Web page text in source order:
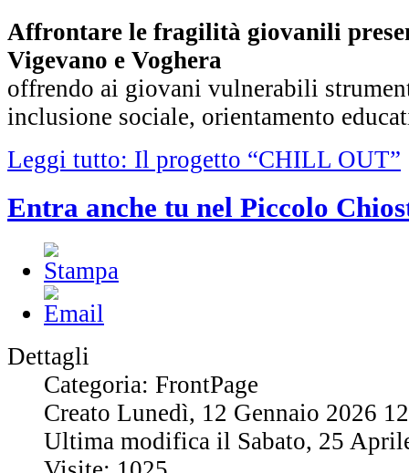
Affrontare le fragilità giovanili
Vigevano e Voghera
offrendo ai giovani vulnerabili
inclusione sociale, orientamento
Leggi tutto: Il progetto “CHILL OUT”
Entra anche tu nel Piccolo
Dettagli
Categoria: FrontPage
Creato Lunedì, 12 Gennaio 2026
Ultima modifica il Sabato, 25